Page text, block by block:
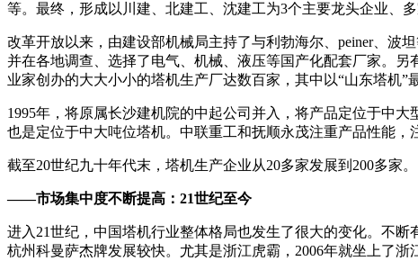
等。最终，形成以川建、北建工、沈建工为3个主要龙头企业、
改革开放以来，由建设部机械局主持了与利勃海尔、peiner、波
并在各地调查、选择了电气、机械、液压等国产化配套厂家。
业家创办的大大小小的塔机生产厂达数百家，其中以“山东塔机
1995年，将原属长沙建机院的中起公司并入，将产品定位于中
也是定位于中大吨位塔机。中联重工和抚顺永茂注重产品性能
截至20世纪九十年代末，塔机生产企业从20多家发展到200多家。
——市场集中度不断提高：21世纪至今
进入21世纪，中国塔机行业整体格局也发生了很大的变化。不
杭州科曼萨杰牌发展较快。尤其是浙江虎霸，2006年就坐上了